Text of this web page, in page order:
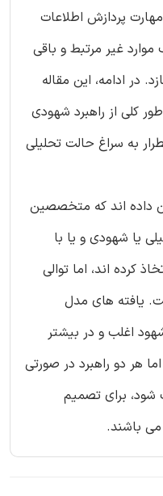
پردازش اطلاعات
غیر مرتبط و باقی
در ادامه، این مقاله
کلی از راهبرد شهودی
به سراغ حالت تحلیلی
داده اند که متخصصین
یا شهودی و یا با
کرده اند، اما توالی
یافته های مدل
اغلب و در بیشتر
هر دو راهبرد در صورتی
شود، برای تصمیم
می باشند.